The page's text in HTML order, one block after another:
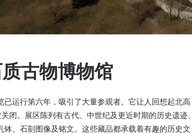
古物博物馆
运行第六年，吸引了大量参观者。它让人回想起北高
闭。展区陈列有古代、中世纪及更近时期的历史遗迹、
、石刻图像及铭文。这些藏品都承载着有趣的历史文